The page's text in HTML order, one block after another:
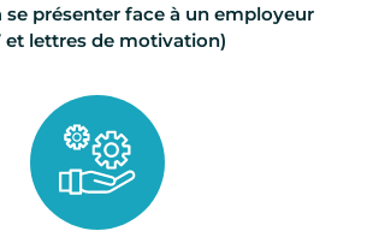
se présenter face à un employeur
et lettres de motivation)